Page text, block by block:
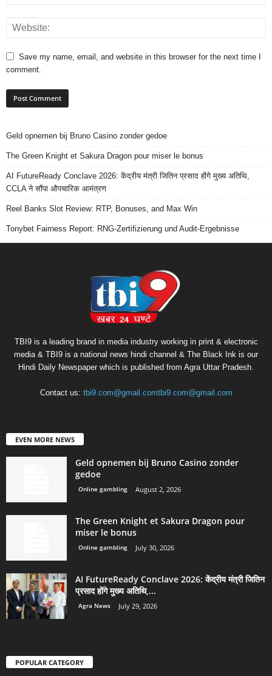
Save my name, email, and website in this browser for the next time I
comment.
Geld opnemen bij Bruno Casino zonder gedoe
The Green Knight et Sakura Dragon pour miser le bonus
AI FutureReady Conclave 2026: केंद्रीय मंत्री जितिन प्रसाद होंगे मुख्य अतिथि,
CCLA ने सौंपा औपचारिक आमंत्रण
Reel Banks Slot Review: RTP, Bonuses, and Max Win
Tonybet Fairness Report: RNG-Zertifizierung und Audit-Ergebnisse
TBI9 is a leading brand in media industry working in print & electronic
media & TBI9 is a national news hindi channel & The Black Ink is our
Hindi Daily Newspaper which is published from Agra Uttar Pradesh.
Contact us: tbi9.com@gmail.comtbi9.com@gmail.com
EVEN MORE NEWS
Geld opnemen bij Bruno Casino zonder
gedoe
Online gambling August 2, 2026
The Green Knight et Sakura Dragon pour
miser le bonus
Online gambling July 30, 2026
AI FutureReady Conclave 2026: केंद्रीय मंत्री जितिन
प्रसाद होंगे मुख्य अतिथि,...
Agra News July 29, 2026
POPULAR CATEGORY